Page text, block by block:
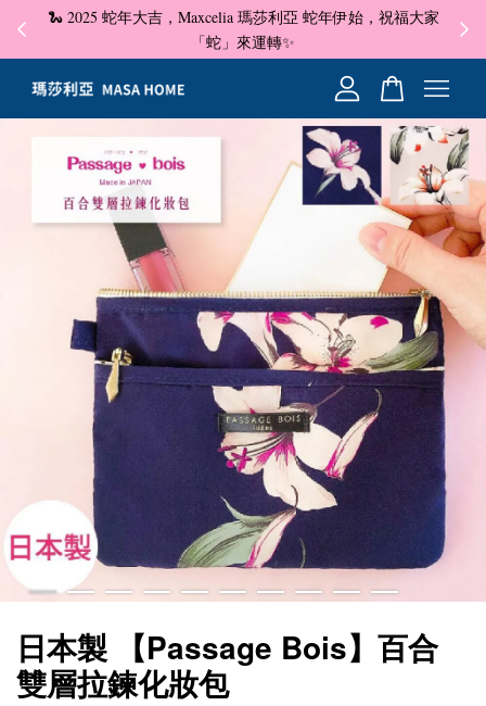
🐍 2025 蛇年大吉，Maxcelia 瑪莎利亞 蛇年伊始，祝福大家
「蛇」來運轉✨
✦
日本製 【Passage Bois】百合
雙層拉鍊化妝包
您的購物車目前還是空的。